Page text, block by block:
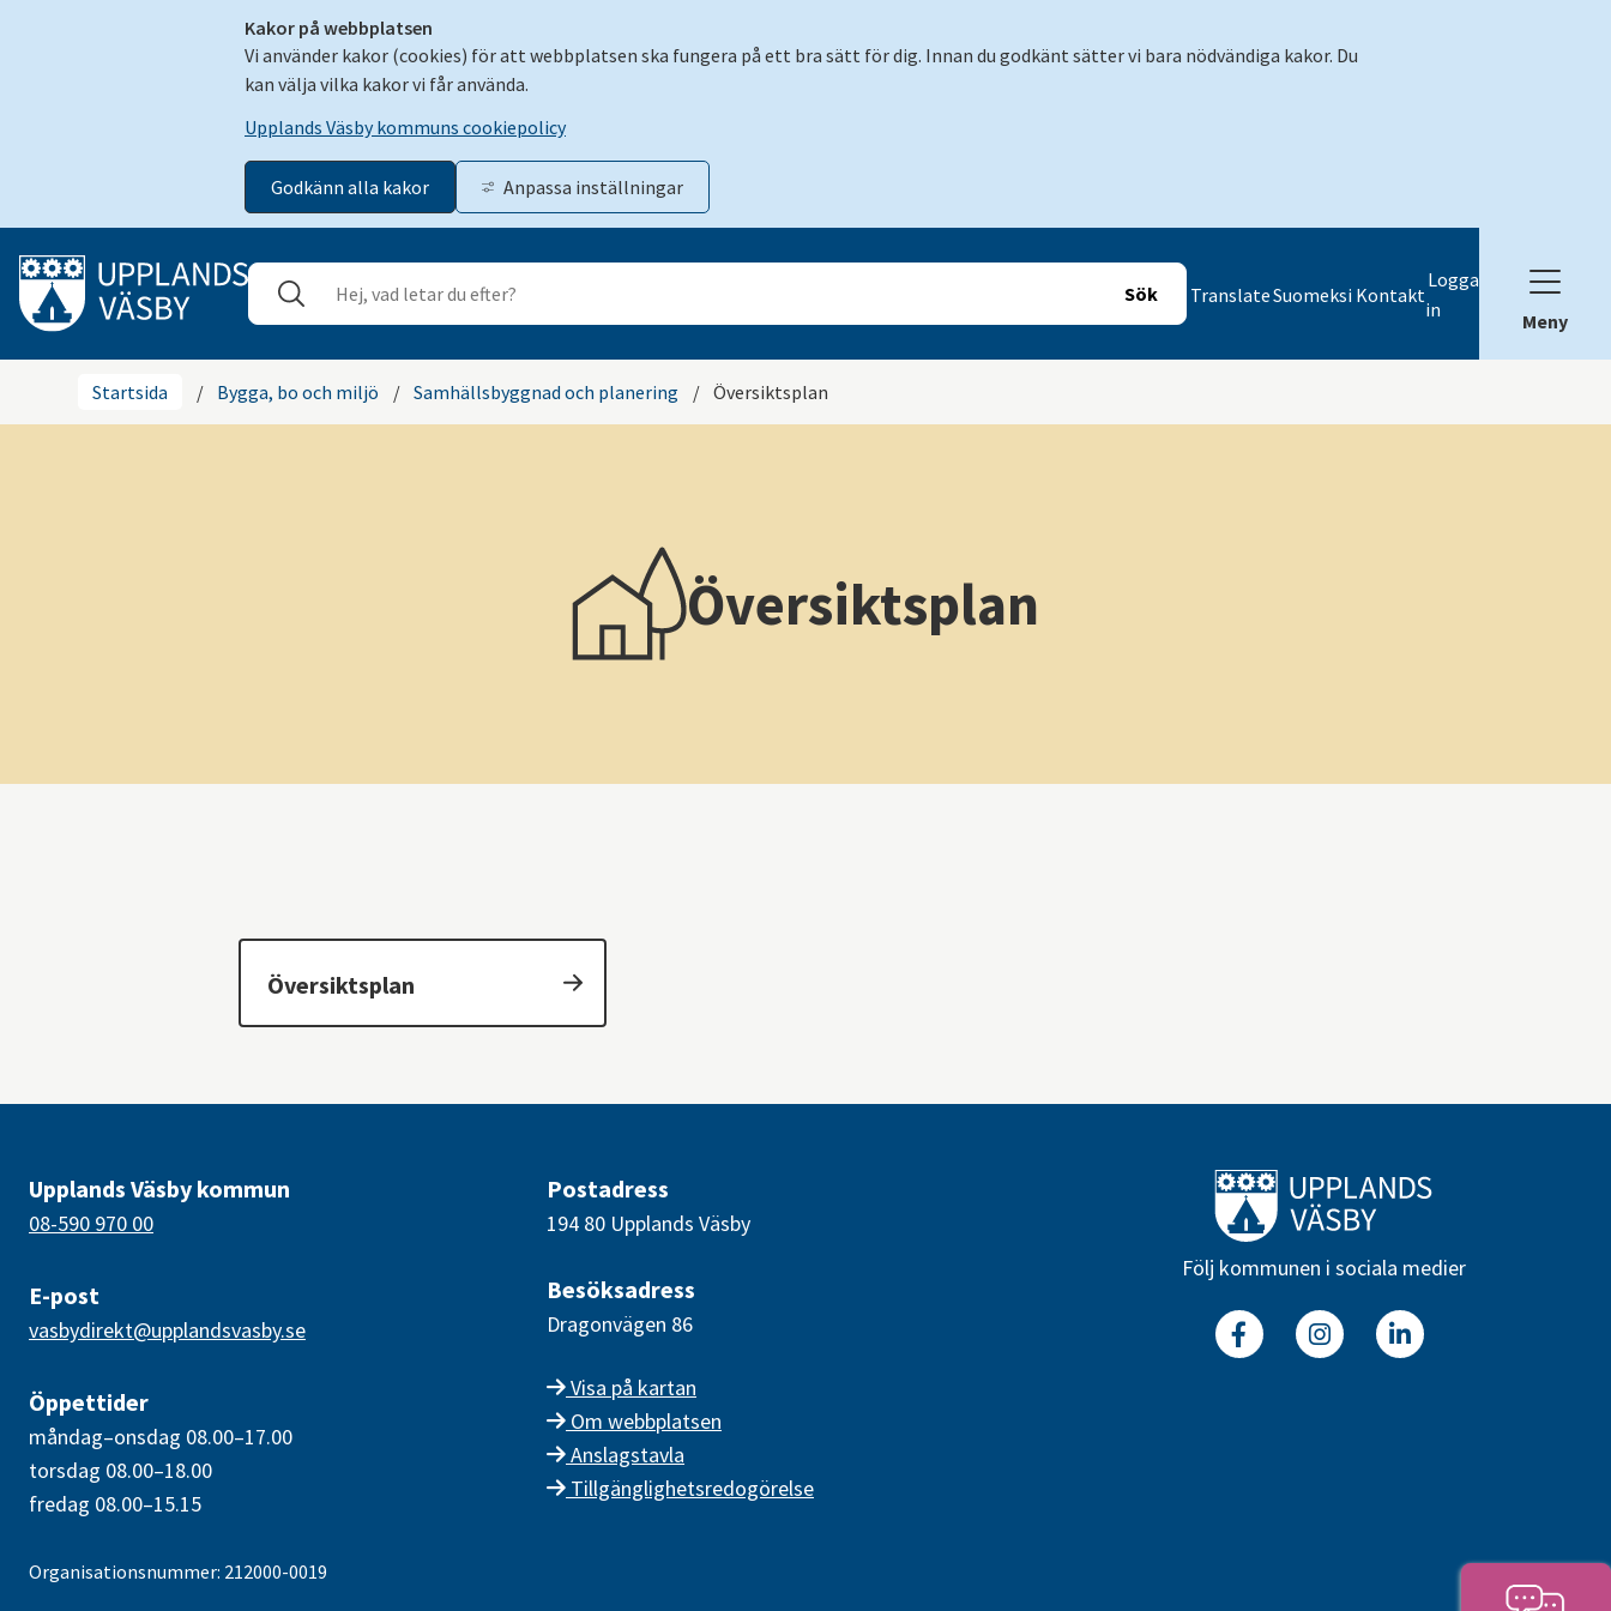
Kakor på webbplatsen
Vi använder kakor (cookies) för att webbplatsen ska fungera på ett bra sätt för dig. Innan du godkänt sätter vi bara nödvändiga kakor. Du
kan välja vilka kakor vi får använda.
Upplands Väsby kommuns cookiepolicy
Godkänn alla kakor Anpassa inställningar
Gå till innehåll
Sök
TranslateSuomeksi Kontakt
Logga
in
Meny
Startsida / Bygga, bo och miljö / Samhällsbyggnad och planering / Översiktsplan
Översiktsplan
Översiktsplan
Upplands Väsby kommun
08-590 970 00
E-post
vasbydirekt@upplandsvasby.se
Öppettider
måndag–onsdag 08.00–17.00
torsdag 08.00–18.00
fredag 08.00–15.15
Organisationsnummer: 212000-0019
Postadress
194 80 Upplands Väsby
Besöksadress
Dragonvägen 86
Visa på kartan
Om webbplatsen
Anslagstavla
Tillgänglighetsredogörelse
Till startsidan
Följ kommunen i sociala medier
FacebookInstagramLinkedin